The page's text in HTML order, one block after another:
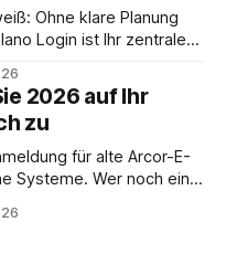
Veränderungen
Unterstützung meist
Ohne klare Planung
Login ist Ihr zentraler
rund um
In diesem Leitfaden
reibungslosen Einstieg
2026 auf Ihr
zu
Systeme. Wer noch eine
E-Mail & Cloud